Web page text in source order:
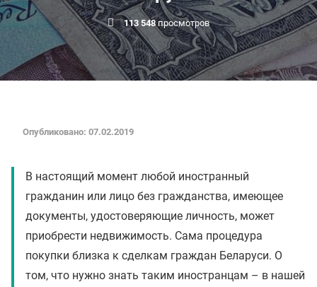
113 548просмотров
Опубликовано: 07.02.2019
В настоящий момент любой иностранный
гражданин или лицо без гражданства, имеющее
документы, удостоверяющие личность, может
приобрести недвижимость. Сама процедура
покупки близка к сделкам граждан Беларуси. О
том, что нужно знать таким иностранцам – в нашей